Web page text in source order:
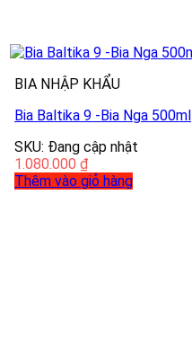
BIA NHẬP KHẨU
Bia Baltika 9 -Bia Nga 500ml
SKU: Đang cập nhật
1.080.000 ₫
Thêm vào giỏ hàng